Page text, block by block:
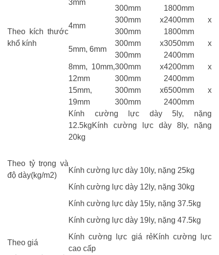
Theo kích thước
khổ kính
3mm
300mm
1800mm
4mm
300mm x
300mm
2400mm x
1800mm
5mm, 6mm
300mm x
300mm
3050mm x
2400mm
8mm, 10mm,
12mm
300mm x
300mm
4200mm x
2400mm
15mm,
19mm
300mm x
300mm
6500mm x
2400mm
Theo tỷ trọng và
độ dày(kg/m2)
Kính cường lực dày 5ly, nặng
12.5kgKính cường lực dày 8ly, nặng
20kg
Kính cường lực dày 10ly, nặng 25kg
Kính cường lực dày 12ly, nặng 30kg
Kính cường lực dày 15ly, nặng 37.5kg
Kính cường lực dày 19ly, nặng 47.5kg
Theo giá
Kính cường lực giá rẻKính cường lực
cao cấp